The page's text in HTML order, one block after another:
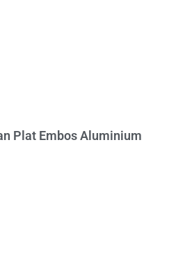
Plat Embos Aluminium